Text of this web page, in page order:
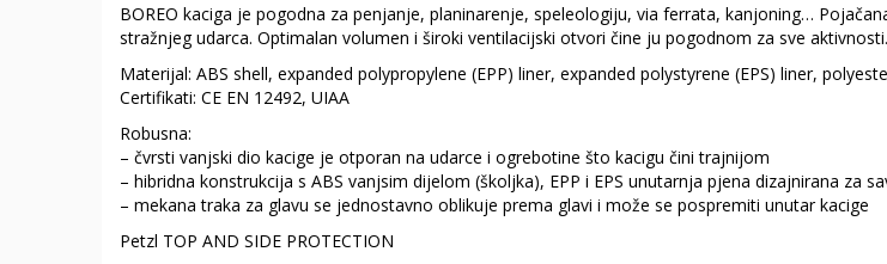
BOREO kaciga je pogodna za penjanje, planinarenje, speleologiju, via ferrata, kanjoning…
stražnjeg udarca. Optimalan volumen i široki ventilacijski otvori čine ju pogodnom za sve aktivnosti.
Materijal: ABS shell, expanded polypropylene (EPP) liner, expanded polystyrene (EPS) liner,
Certifikati: CE EN 12492, UIAA
Robusna:
– čvrsti vanjski dio kacige je otporan na udarce i ogrebotine što kacigu čini trajnijom
– hibridna konstrukcija s ABS vanjsim dijelom (školjka), EPP i EPS unutarnja pjena dizajnirana za
– mekana traka za glavu se jednostavno oblikuje prema glavi i može se pospremiti unutar kacige
Petzl TOP AND SIDE PROTECTION